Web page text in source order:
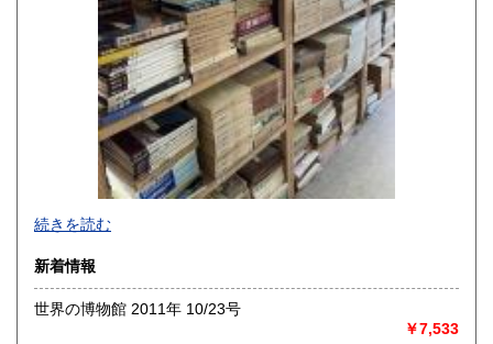
-
沿線名：-
最寄駅：-
営業時間：-
定休日：-
続きを読む
新着情報
世界の博物館 2011年 10/23号
￥7,533